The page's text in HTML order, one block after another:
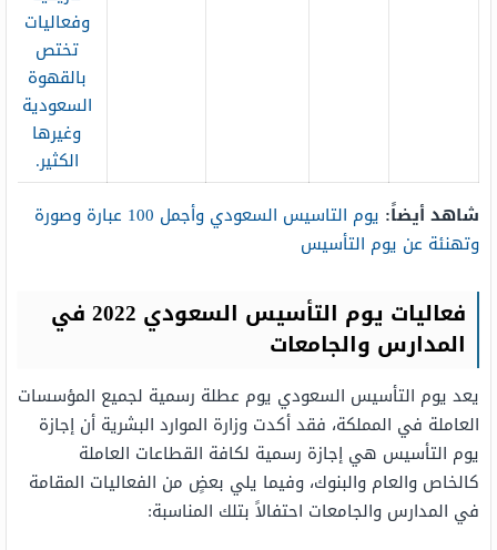
وفعاليات
تختص
بالقهوة
السعودية
وغيرها
الكثير.
شاهد أيضاً:
يوم التاسيس السعودي وأجمل 100 عبارة وصورة
وتهنئة عن يوم التأسيس
فعاليات يوم التأسيس السعودي 2022 في
المدارس والجامعات
يعد يوم التأسيس السعودي يوم عطلة رسمية لجميع المؤسسات
العاملة في المملكة، فقد أكدت وزارة الموارد البشرية أن إجازة
يوم التأسيس هي إجازة رسمية لكافة القطاعات العاملة
كالخاص والعام والبنوك، وفيما يلي بعضٍ من الفعاليات المقامة
في المدارس والجامعات احتفالاً بتلك المناسبة: